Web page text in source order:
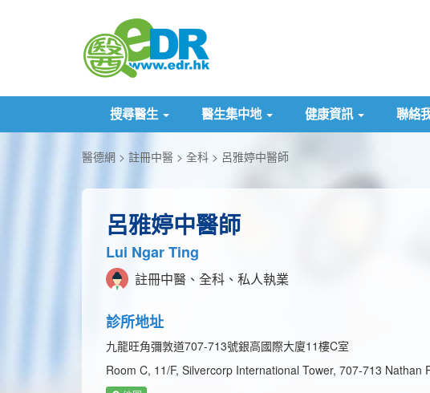
搜尋醫生 醫生集中地 健康資訊 聯絡
醫德網 註冊中醫 全科 呂雅婷中醫師
呂雅婷中醫師
Lui Ngar Ting
註冊中醫、全科、私人執業
診所地址
九龍旺角彌敦道707-713號銀高國際大廈11樓C室
Room C, 11/F, Silvercorp International Tower, 707-713 Nathan